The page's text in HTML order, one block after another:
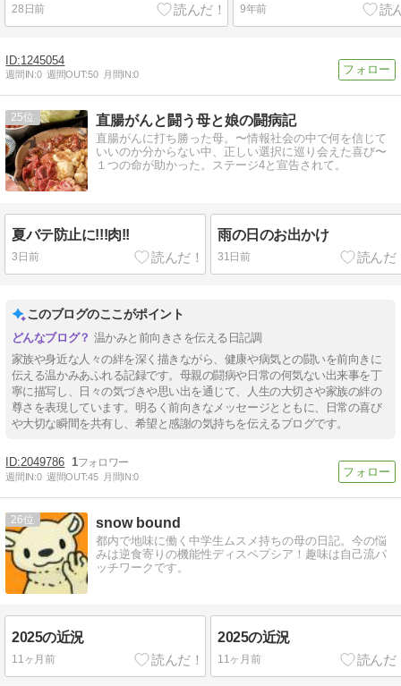
28日前 9年前
1245054
週間IN:0 週間OUT:50 月間IN:0
25 直腸がんと闘う母と娘の闘病記
直腸がんに打ち勝った母。〜情報社会の中で何を信じて
いいのか分からない中、正しい選択に巡り会えた喜び〜
１つの命が助かった。ステージ4と宣告されて。
夏バテ防止に!!!肉!!
3日前
雨の日のお出かけ
31日前
このブログのここがポイント
温かみと前向きさを伝える日記調
家族や身近な人々の絆を深く描きながら、健康や病気との闘いを前向きに
伝える温かみあふれる記録です。母親の闘病や日常の何気ない出来事を丁
寧に描写し、日々の気づきや思い出を通じて、人生の大切さや家族の絆の
尊さを表現しています。明るく前向きなメッセージとともに、日常の喜び
や大切な瞬間を共有し、希望と感謝の気持ちを伝えるブログです。
2049786 1
週間IN:0 週間OUT:45 月間IN:0
26 snow bound
都内で地味に働く中学生ムスメ持ちの母の日記。今の悩
みは逆食寄りの機能性ディスペプシア！趣味は自己流パ
ッチワークです。
2025の近況
11ヶ月前
2025の近況
11ヶ月前